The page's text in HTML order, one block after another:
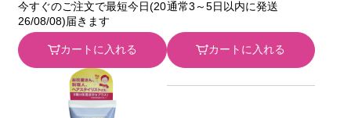
今すぐのご注文で最短今日(20
26/08/08)届きます
カートに入れる
通常3～5日以内に発送
カートに入れる